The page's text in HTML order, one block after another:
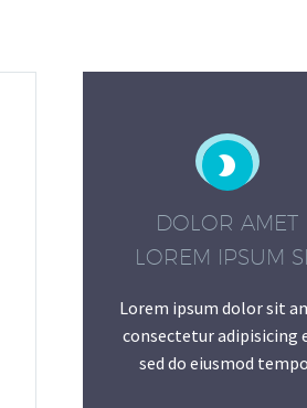


DOLOR AMET
LOREM IPSUM
Lorem ipsum dolor sit
consectetur adipisicing
sed do eiusmod